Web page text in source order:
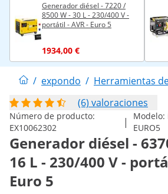
Generador diésel - 7220 /
8500 W - 30 L - 230/400 V -
portátil - AVR - Euro 5
1934,00 €
/ expondo / Herramientas
(6) valoraciones
Número de producto:
EX10062302
| Modelo:
EURO5
Generador diésel -
16 L - 230/400 V -
Euro 5